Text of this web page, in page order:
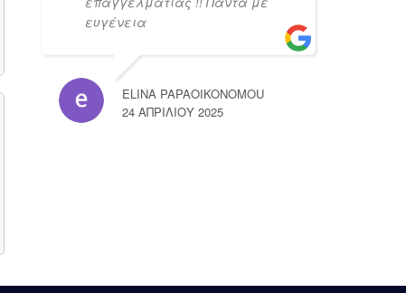
ευγένεια
ELINA PAPAOIKONOMOU
24 ΑΠΡΙΛΊΟΥ 2025